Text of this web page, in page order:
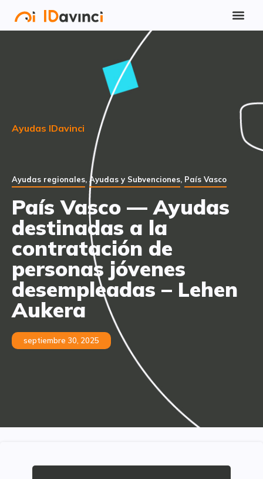
Ayudas IDavinci
Ayudas regionales, Ayudas y Subvenciones, País Vasco
País Vasco — Ayudas
destinadas a la
contratación de
personas jóvenes
desempleadas – Lehen
Aukera
septiembre 30, 2025